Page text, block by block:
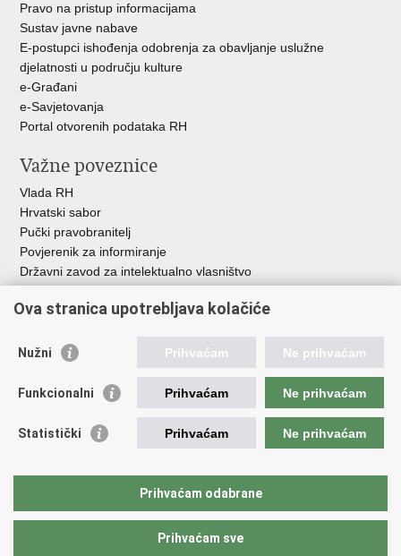
Pravo na pristup informacijama
Sustav javne nabave
E-postupci ishođenja odobrenja za obavljanje uslužne
djelatnosti u području kulture
e-Građani
e-Savjetovanja
Portal otvorenih podataka RH
Važne poveznice
Vlada RH
Hrvatski sabor
Pučki pravobranitelj
Povjerenik za informiranje
Državni zavod za intelektualno vlasništvo
HAKOM
Ostale poveznice
Hrvatski audiovizualni centar
Creative Europe
EU National Institutes for Culture
Međunarodni centar za podvodnu arheologiju u Zadru (MCPA)
Ova stranica upotrebljava kolačiće
Nužni Prihvaćam Ne prihvaćam
Funkcionalni Prihvaćam Ne prihvaćam
Statistički Prihvaćam Ne prihvaćam
Prihvaćam odabrane
Prihvaćam sve